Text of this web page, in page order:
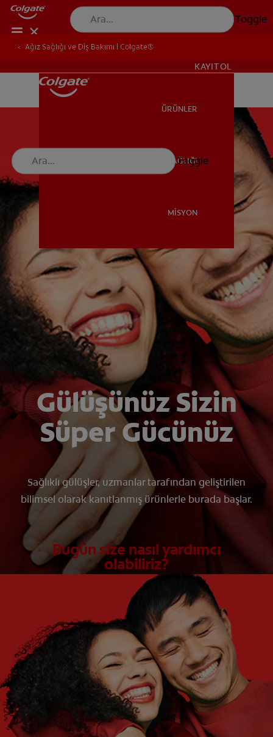
Toggle
AĞIZ SAĞLIĞI
MİSYON
TR (TR)
KAYIT OL
KAYIT OL
ÜRÜNLER
AĞIZ SAĞLIĞI
MİSYON
Toggle
Ağız Sağlığı ve Diş Bakımı | Colgate®
Gülüşünüz Sizin
Süper Gücünüz
Sağlıklı gülüşler, uzmanlar tarafından geliştirilen
bilimsel olarak kanıtlanmış ürünlerle burada başlar.
Bugün size nasıl yardımcı
olabiliriz?
İHTİYAÇLARINIZ NELER?
Birini Seçin
NE YAPMAK İSTİYORSUNUZ?
Birini Seçin